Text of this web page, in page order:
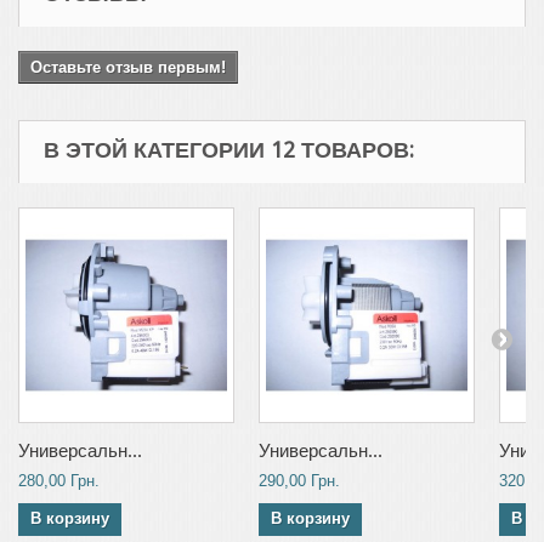
Оставьте отзыв первым!
В ЭТОЙ КАТЕГОРИИ 12 ТОВАРОВ:
Универсальн...
280,00 Грн.
В корзину
Универсальн...
290,00 Грн.
В корзину В